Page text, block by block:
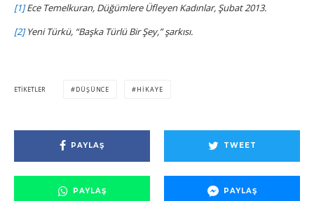
[1]Ece Temelkuran, Düğümlere Üfleyen Kadınlar, Şubat 2013.
[2]Yeni Türkü, “Başka Türlü Bir Şey,” şarkısı.
ETIKETLER DÜŞÜNCE HIKAYE
PAYLAŞ TWEET
PAYLAŞ PAYLAŞ